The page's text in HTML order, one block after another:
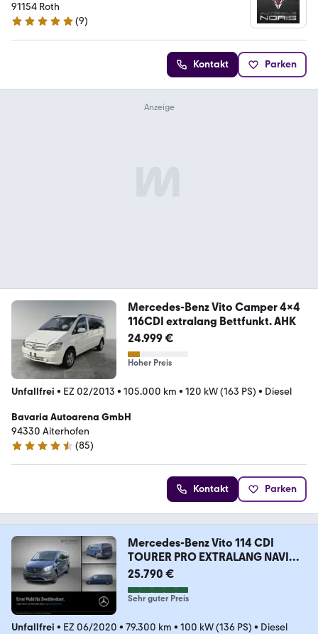
91154 Roth
4.9 Sterne
(9)
Kontakt Parken
Mercedes-Benz Vito Camper 4x4
116CDI extralang Bettfunkt. AHK
24.999 €
Hoher Preis
Unfallfrei • EZ 02/2013 • 105.000 km • 120 kW (163 PS) • Diesel
Bavaria Autoarena GmbH
94330 Aiterhofen
4.7 Sterne
(85)
Kontakt Parken
Mercedes-Benz Vito 114 CDI
TOURER PRO EXTRALANG NAVI
9G-TRON
25.790 €
Sehr guter Preis
Unfallfrei • EZ 06/2020 • 79.300 km • 100 kW (136 PS) • Diesel